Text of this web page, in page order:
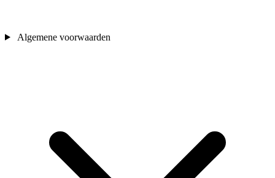
Algemene voorwaarden